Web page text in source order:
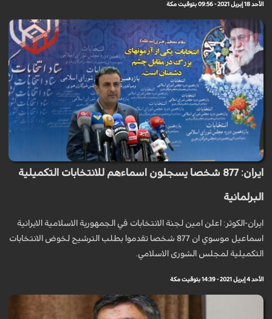
الأحد 18 إبريل 2021 - 09:56 بتوقيت مكة
ايران: 877 شخصا يسجلون اسماءهم للانتخابات التكميلية
البرلمانية
ايران-الكوثر: اعلن امين لجنة الانتخابات في الجمهورية الاسلامية الايرانية
اسماعيل موسوي ان 877 شخصا تقدموا بطلب الترشيح لخوض الانتخابات
التكميلية لمجلس الشورى الاسلامي.
الأحد 4 إبريل 2021 - 14:39 بتوقيت مكة